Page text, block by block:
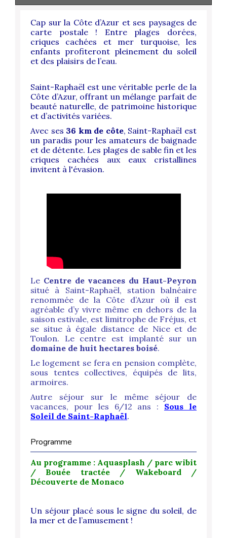
Cap sur la Côte d’Azur et ses paysages de
carte postale ! Entre plages dorées,
criques cachées et mer turquoise, les
enfants profiteront pleinement du soleil
et des plaisirs de l’eau.
Saint-Raphaël est une véritable perle de la
Côte d’Azur, offrant un mélange parfait de
beauté naturelle, de patrimoine historique
et d’activités variées.
Avec ses 36 km de côte, Saint-Raphaël est
un paradis pour les amateurs de baignade
et de détente. Les plages de sable fin et les
criques cachées aux eaux cristallines
invitent à l'évasion.
Le Centre de vacances du Haut-Peyron
situé à Saint-Raphaël, station balnéaire
renommée de la Côte d’Azur où il est
agréable d’y vivre même en dehors de la
saison estivale, est limitrophe de Fréjus, et
se situe à égale distance de Nice et de
Toulon. Le centre est implanté sur un
domaine de huit hectares boisé.
Le logement se fera en pension complète,
sous tentes collectives, équipés de lits,
armoires.
Autre séjour sur le même séjour de
vacances, pour les 6/12 ans : Sous le
Soleil de Saint-Raphaël.
Programme
Au programme : Aquasplash / parc wibit
/ Bouée tractée / Wakeboard /
Découverte de Monaco
Un séjour placé sous le signe du soleil, de
la mer et de l’amusement !